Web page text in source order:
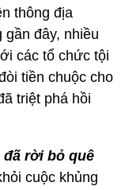
thông địa
đây, nhiều
các tổ chức tội
tiền chuộc cho
triệt phá hồi
đã rời bỏ quê
cuộc khủng